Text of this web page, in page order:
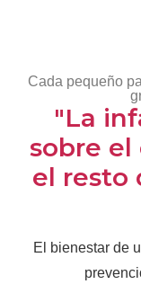
Cada pequeño
"La
sobre
el resto
El bienestar de